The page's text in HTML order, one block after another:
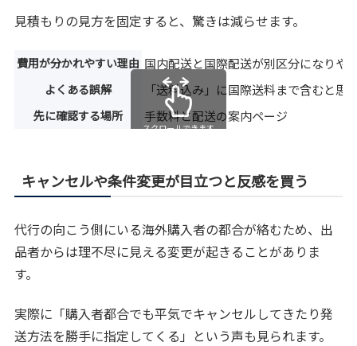
見積もりの見方を固定すると、驚きは減らせます。
費用が分かれやすい理由 国内配送と国際配送が別区分になりや
よくある誤解 「送料込み」に国際送料まで含むと思
先に確認する場所 手数料と配送の案内ページ
スクロールできます
キャンセルや条件変更が目立つと反感を買う
代行の向こう側にいる海外購入者の都合が絡むため、出
品者からは理不尽に見える変更が起きることがありま
す。
実際に「購入者都合でも平気でキャンセルしてきたり発
送方法を勝手に指定してくる」という声も見られます。